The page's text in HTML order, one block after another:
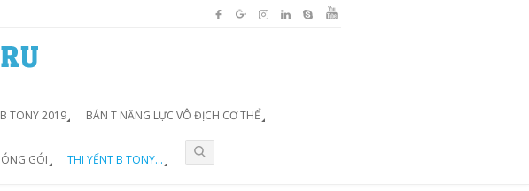
TONY 2019 BÁN T NĂNG LỰC VÔ ĐỊCH CƠ THỂ
GÓI THI YẾNT B TONY...